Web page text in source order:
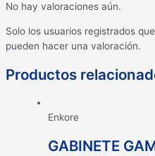
No hay valoraciones aún.
Solo los usuarios registrados
pueden hacer una valoración.
Productos
Enkore
GABINETE